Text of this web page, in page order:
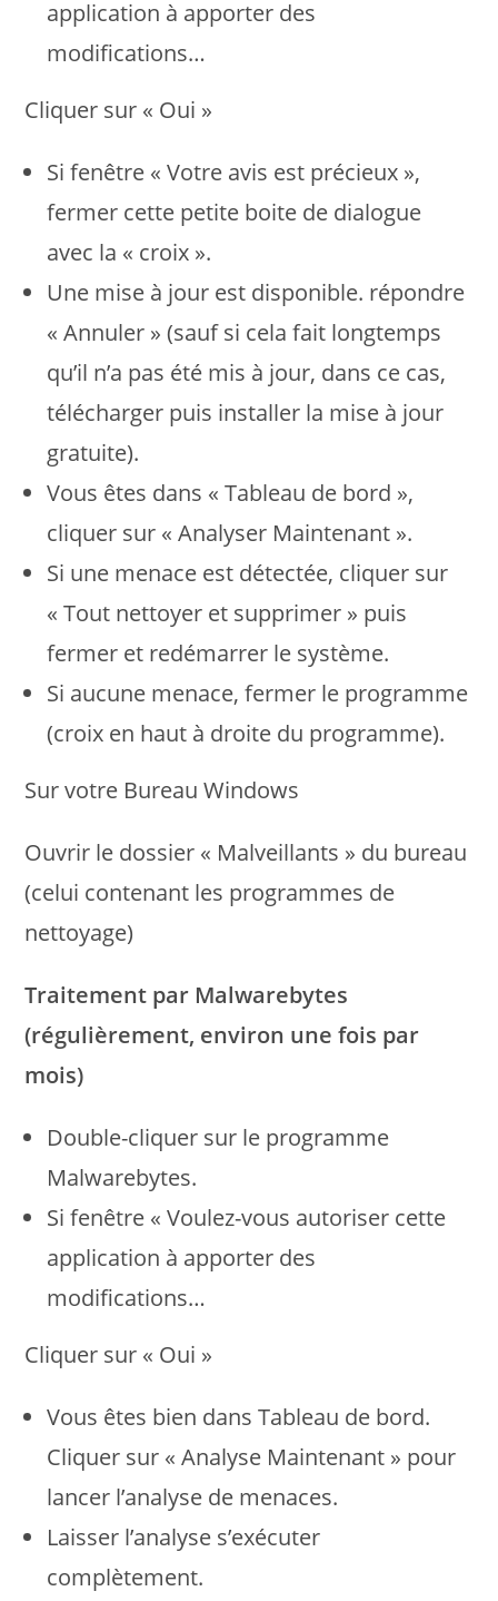
application à apporter des
modifications…
Cliquer sur « Oui »
Si fenêtre « Votre avis est précieux »,
fermer cette petite boite de dialogue
avec la « croix ».
Une mise à jour est disponible. répondre
« Annuler » (sauf si cela fait longtemps
qu’il n’a pas été mis à jour, dans ce cas,
télécharger puis installer la mise à jour
gratuite).
Vous êtes dans « Tableau de bord »,
cliquer sur « Analyser Maintenant ».
Si une menace est détectée, cliquer sur
« Tout nettoyer et supprimer » puis
fermer et redémarrer le système.
Si aucune menace, fermer le programme
(croix en haut à droite du programme).
Sur votre Bureau Windows
Ouvrir le dossier « Malveillants » du bureau
(celui contenant les programmes de
nettoyage)
Traitement par Malwarebytes
(régulièrement, environ une fois par
mois)
Double-cliquer sur le programme
Malwarebytes.
Si fenêtre « Voulez-vous autoriser cette
application à apporter des
modifications…
Cliquer sur « Oui »
Vous êtes bien dans Tableau de bord.
Cliquer sur « Analyse Maintenant » pour
lancer l’analyse de menaces.
Laisser l’analyse s’exécuter
complètement.